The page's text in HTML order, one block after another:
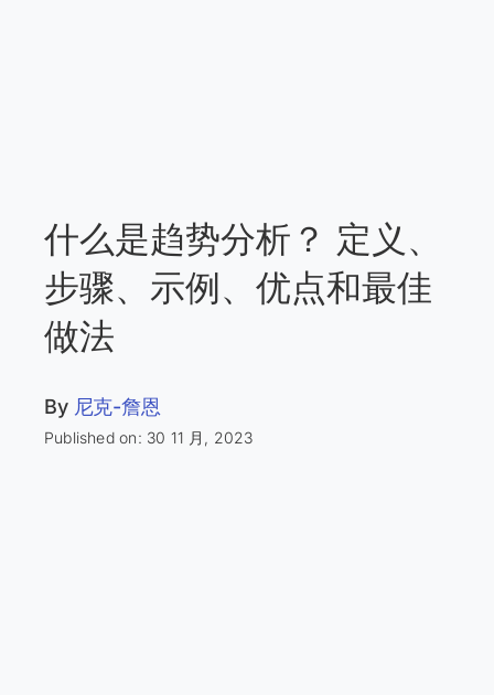
什么是趋势分析？ 定义、
步骤、示例、优点和最佳
做法
By 尼克-詹恩
Published on: 30 11 月, 2023